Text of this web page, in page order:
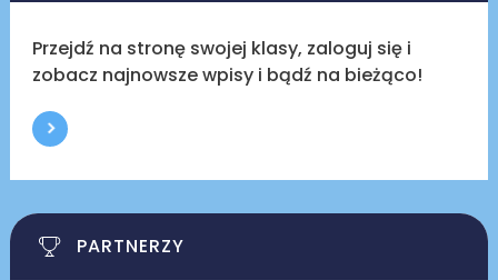
Przejdź na stronę swojej klasy, zaloguj się i
zobacz najnowsze wpisy i bądź na bieżąco!
PARTNERZY